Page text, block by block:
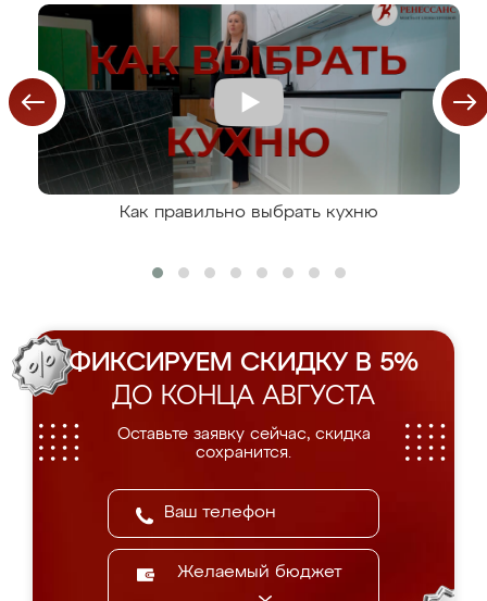
Как правильно выбрать кухню
ФИКСИРУЕМ СКИДКУ В 5%
ДО КОНЦА АВГУСТА
Оставьте заявку сейчас, скидка
сохранится.
Желаемый бюджет